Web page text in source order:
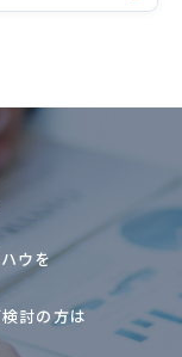
作会社と言わ
ウを
討の方は